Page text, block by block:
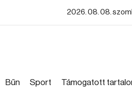
2026. 08. 08.
Bűn Sport Támogatott